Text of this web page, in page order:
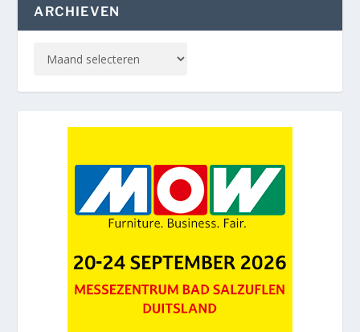
ARCHIEVEN